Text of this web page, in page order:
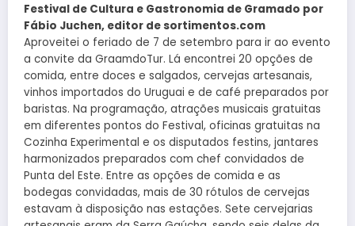
Festival de Cultura e Gastronomia de Gramado por
Fábio Juchen, editor de sortimentos.com
Aproveitei o feriado de 7 de setembro para ir ao evento
a convite da GraamdoTur. Lá encontrei 20 opções de
comida, entre doces e salgados, cervejas artesanais,
vinhos importados do Uruguai e de café preparados por
baristas. Na programação, atrações musicais gratuitas
em diferentes pontos do Festival, oficinas gratuitas na
Cozinha Experimental e os disputados festins, jantares
harmonizados preparados com chef convidados de
Punta del Este. Entre as opções de comida e as
bodegas convidadas, mais de 30 rótulos de cervejas
estavam à disposição nas estações. Sete cervejarias